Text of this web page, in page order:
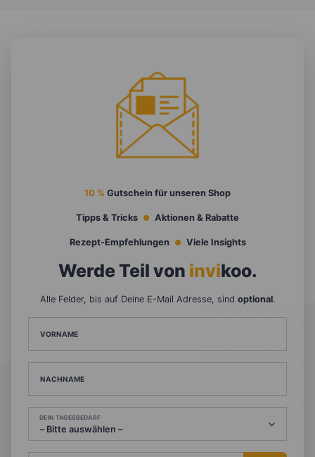
10 % Gutschein für unseren Shop
Tipps & Tricks Aktionen & Rabatte
Rezept-Empfehlungen Viele Insights
Werde Teil von invikoo.
Alle Felder, bis auf Deine E-Mail Adresse, sind optional.
VORNAME
NACHNAME
DEIN TAGESBEDARF